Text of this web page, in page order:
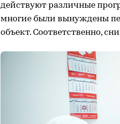
действуют различные
многие были вынуждены
объект. Соответственно,